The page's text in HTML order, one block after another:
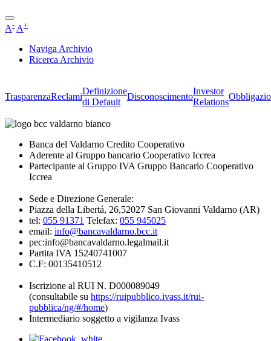
A- A+
Naviga Archivio
Ricerca Archivio
TrasparenzaReclami
Definizione
di Default
Disconoscimento
Investor
Relations
Banca del Valdarno Credito Cooperativo
Aderente al Gruppo bancario Cooperativo Iccrea
Partecipante al Gruppo IVA Gruppo Bancario Cooperativo
Iccrea
Sede e Direzione Generale:
Piazza della Libertá, 26,52027 San Giovanni Valdarno (AR)
tel: 055 91371 Telefax: 055 945025
email: info@bancavaldarno.bcc.it
pec:info@bancavaldarno.legalmail.it
Partita IVA 15240741007
C.F: 00135410512
Iscrizione al RUI N. D000089049
(consultabile su https://ruipubblico.ivass.it/rui-
pubblica/ng/#/home)
Intermediario soggetto a vigilanza Ivass